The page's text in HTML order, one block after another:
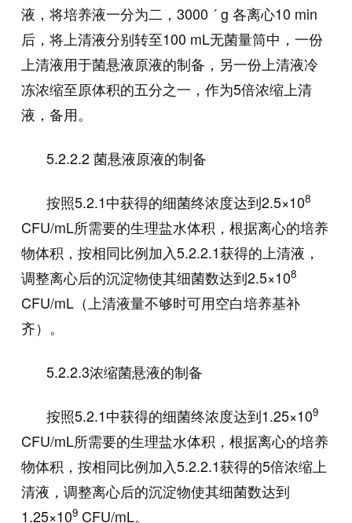
液，将培养液一分为二， 3000 ´g 各离心10 min
后，将上清液分别转至100 mL无菌量筒中，一份
上清液用于菌悬液原液的制备，另一份上清液冷
冻浓缩至原体积的五分之一，作为5倍浓缩上清
液，备用。
5.2.2.2 菌悬液原液的制备
按照5.2.1中获得的细菌终浓度达到2.5×108
CFU/mL所需要的生理盐水体积，根据离心的培养
物体积，按相同比例加入5.2.2.1获得的上清液，
调整离心后的沉淀物使其细菌数达到2.5×108
CFU/mL（上清液量不够时可用空白培养基补
齐）。
5.2.2.3浓缩菌悬液的制备
按照5.2.1中获得的细菌终浓度达到1.25×109
CFU/mL所需要的生理盐水体积，根据离心的培养
物体积，按相同比例加入5.2.2.1获得的5倍浓缩上
清液，调整离心后的沉淀物使其细菌数达到
1.25×109CFU/mL。